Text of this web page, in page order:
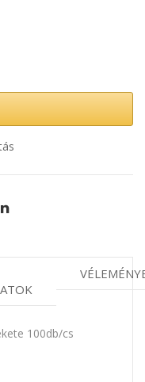
100db/cs